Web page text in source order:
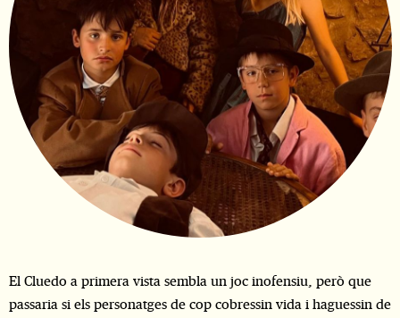
El Cluedo a primera vista sembla un joc inofensiu, però que
passaria si els personatges de cop cobressin vida i haguessin de